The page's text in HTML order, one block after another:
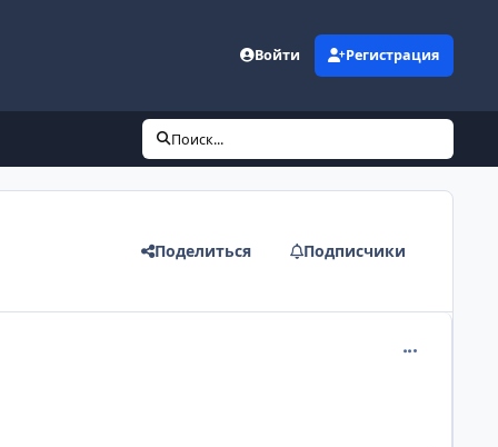
Войти Регистрация
Поиск...
Поделиться Подписчики